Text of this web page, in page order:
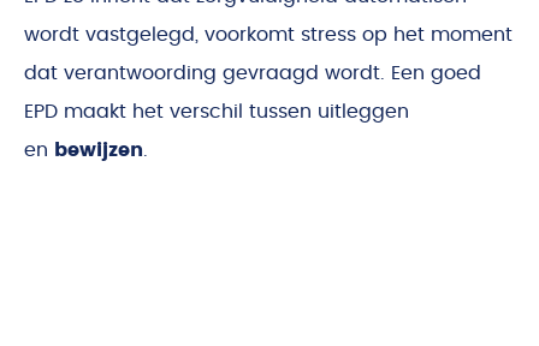
wordt vastgelegd, voorkomt stress op het moment
dat verantwoording gevraagd wordt. Een goed
EPD maakt het verschil tussen uitleggen
en
bewijzen